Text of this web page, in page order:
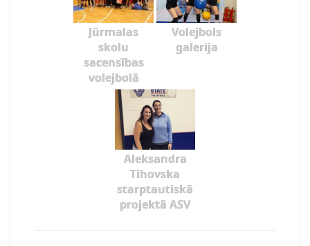
Jūrmalas
skolu
sacensības
volejbolā
Volejbols
galerija
Aleksandra
Tihovska
starptautiskā
projektā ASV